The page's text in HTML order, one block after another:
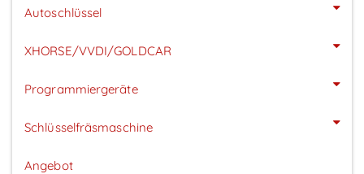
Autoschlüssel
XHORSE/VVDI/GOLDCAR
Programmiergeräte
Schlüsselfräsmaschine
Angebot